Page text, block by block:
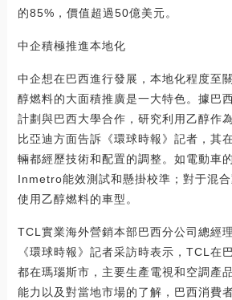
的85%，價值超過50億美元。
中企積極推進本地化
中企想在巴西進行發展，本地化程度至
醇燃料的大面積推廣是一大特色。據巴
計劃與巴西大學合作，研究利用乙醇作
比亞迪方面告訴《環球時報》記者，其
輛都經歷技術和配置的調整。如電動車
Inmetro能效測試和懸掛校準；對于混
使用乙醇燃料的車型。
TCL實業海外營銷本部巴西分公司總經
《環球時報》記者采訪時表示，TCL在
都在瑪瑙斯市，主要生產電視和空調產
能力以及對當地市場的了解，巴西消費